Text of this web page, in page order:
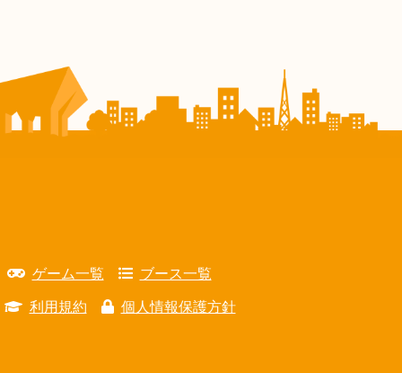
ゲーム一覧 ブース一覧
利用規約 個人情報保護方針